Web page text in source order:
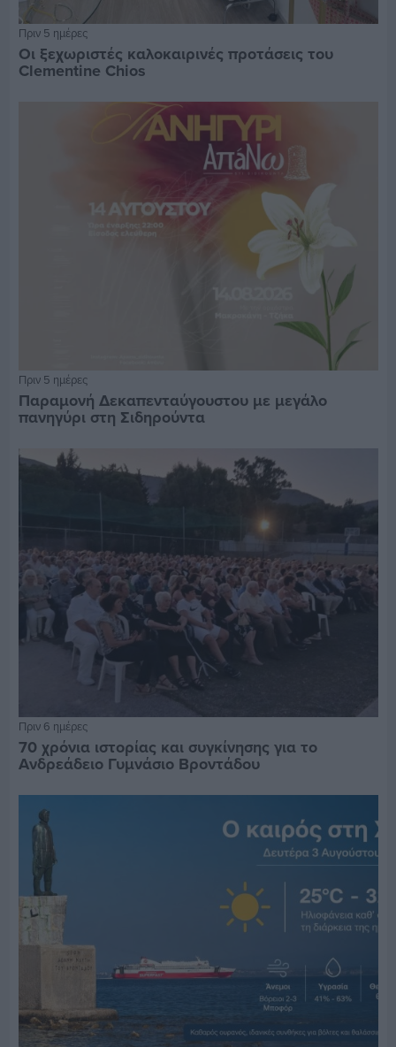
Πριν 5 ημέρες
Οι ξεχωριστές καλοκαιρινές προτάσεις του
Clementine Chios
Πριν 5 ημέρες
Παραμονή Δεκαπενταύγουστου με μεγάλο
πανηγύρι στη Σιδηρούντα
Πριν 6 ημέρες
70 χρόνια ιστορίας και συγκίνησης για το
Ανδρεάδειο Γυμνάσιο Βροντάδου